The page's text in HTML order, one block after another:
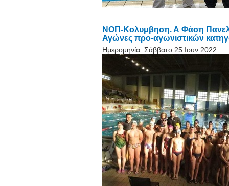
ΝΟΠ-Κολυμβηση. Α Φάση
Αγώνες προ-αγωνιστικών
Ημερομηνία: Σάββατο 25 Ιουν 2022